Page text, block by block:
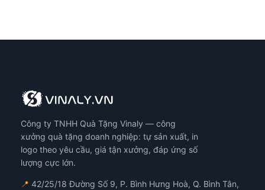
Công ty TNHH Quà Tặng Vinaly — công
xưởng quà tặng doanh nghiệp: tự sản xuất, in
logo theo yêu cầu, giá tận xưởng, đáp ứng số
lượng cực lớn.
📍 42/25/18 Đường Số 9, P. Bình Hưng Hoà, Q. Bình Tân,